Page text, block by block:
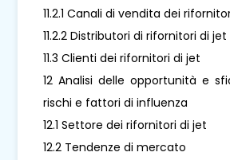
11.2.1 Canali di vendita dei
11.2.2 Distributori di rifornitori di jet
11.3 Clienti dei rifornitori di jet
12 Analisi delle opportunità e
rischi e fattori di influenza
12.1 Settore dei rifornitori di jet
12.2 Tendenze di mercato